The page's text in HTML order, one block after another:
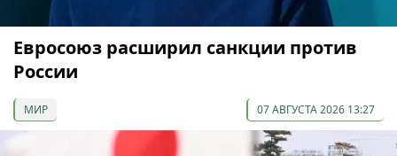
Евросоюз расширил санкции против
России
МИР 07 АВГУСТА 2026 13:27